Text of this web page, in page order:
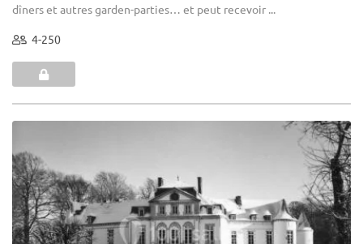
dîners et autres garden-parties… et peut recevoir ...
4-250